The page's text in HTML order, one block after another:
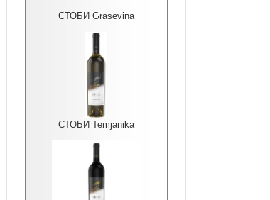
СТОБИ Grasevina
СТОБИ Temjanika